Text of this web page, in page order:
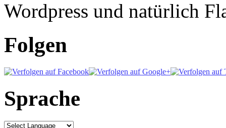
Wordpress und natürlich
Folgen
Sprache